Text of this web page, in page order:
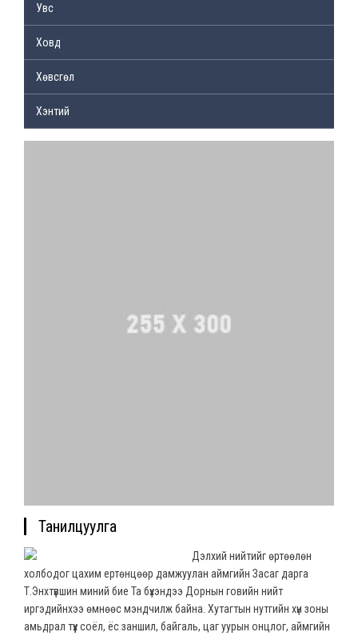
Увс
Ховд
Хөвсгөл
Хэнтий
Танилцуулга
Дэлхий нийтийг өртөөлөн
холбодог цахим ертөнцөөр дамжуулан аймгийн Засаг дарга
Т.Энхтүвшин миний бие Та бүхэндээ Дорнын говийн нийт
иргэдийнхээ өмнөөс мэндчилж байна. Хутагтын нутгийн хүн зоны
амьдрал түүх соёл, ёс заншил, байгаль, цаг уурын онцлог, аймгийн